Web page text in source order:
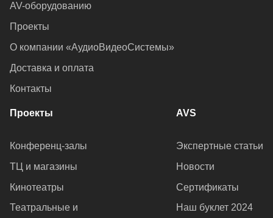
AV-оборудованию
Проекты
О компании «АудиоВидеоСистемы»
Доставка и оплата
Контакты
Проекты
Конференц-залы
ТЦ и магазины
Кинотеатры
Театральные и
AVS
Экспертные статьи
Новости
Сертификаты
Наш буклет 2024